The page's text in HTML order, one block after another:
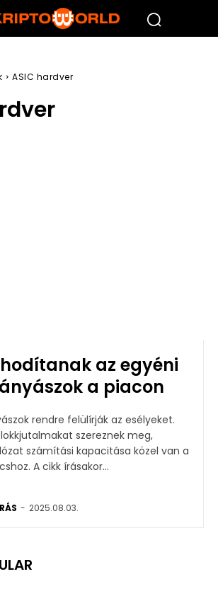
ASIC hardver
az egyéni
a piacon
rendre felülírják az esélyeket.
szereznek meg,
számítási kapacitása közel van a
történelmi csúcshoz. A cikk írásakor...
- 2025.08.03.